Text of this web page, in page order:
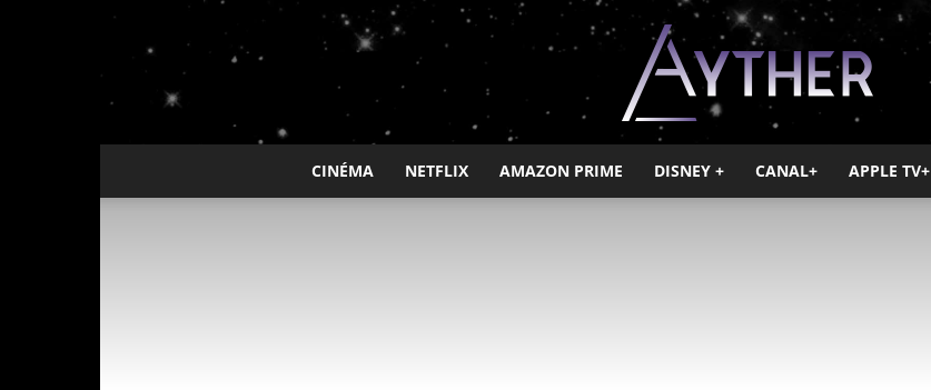
Ayther
CINÉMA NETFLIX AMAZON PRIME DISNEY + CANAL+ APPLE TV+